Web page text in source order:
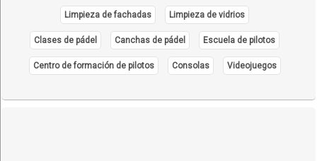
Limpieza de fachadas Limpieza de vidrios
Clases de pádel Canchas de pádel Escuela de pilotos
Centro de formación de pilotos Consolas Videojuegos